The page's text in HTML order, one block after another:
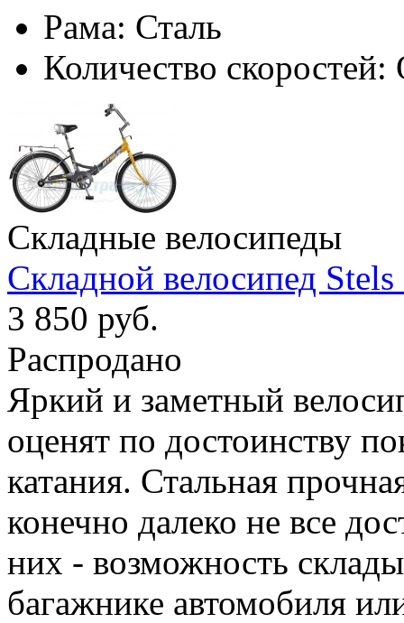
Рама: Сталь
Количество скоростей:
Складные велосипеды
Складной велосипед
3 850 руб.
Распродано
Яркий и заметный
оценят по достоинству
катания. Стальная
конечно далеко не все
них - возможность
багажнике автомобиля